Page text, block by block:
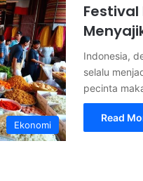
Ekonomi
Festival
Indonesia,
selalu
pecinta
Read